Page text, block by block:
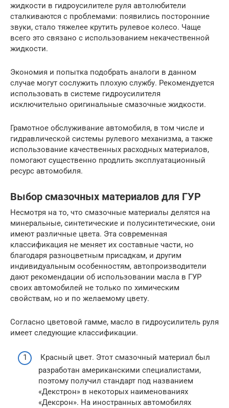
жидкости в гидроусилителе руля автолюбители
сталкиваются с проблемами: появились посторонние
звуки, стало тяжелее крутить рулевое колесо. Чаще
всего это связано с использованием некачественной
жидкости.
Экономия и попытка подобрать аналоги в данном
случае могут сослужить плохую службу. Рекомендуется
использовать в системе гидроусилителя
исключительно оригинальные смазочные жидкости.
Грамотное обслуживание автомобиля, в том числе и
гидравлической системы рулевого механизма, а также
использование качественных расходных материалов,
помогают существенно продлить эксплуатационный
ресурс автомобиля.
Выбор смазочных материалов для ГУР
Несмотря на то, что смазочные материалы делятся на
минеральные, синтетические и полусинтетические, они
имеют различные цвета. Эта современная
классификация не меняет их составные части, но
благодаря разноцветным присадкам, и другим
индивидуальным особенностям, автопроизводители
дают рекомендации об использовании масла в ГУР
своих автомобилей не только по химическим
свойствам, но и по желаемому цвету.
Согласно цветовой гамме, масло в гидроусилитель руля
имеет следующие классификации.
Красный цвет. Этот смазочный материал был
разработан американскими специалистами,
поэтому получил стандарт под названием
«Декстрон» в некоторых наименованиях
«Дексрон». На иностранных автомобилях